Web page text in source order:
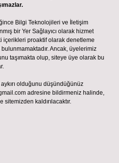
Bilgi Teknolojileri ve İletişim
bir Yer Sağlayıcı olarak hizmet
içerikleri proaktif olarak denetleme
Ancak, üyelerimiz
taşımakta olup, siteye üye olarak bu
olduğunu düşündüğünüz
adresine bildirmeniz halinde,
kaldırılacaktır.